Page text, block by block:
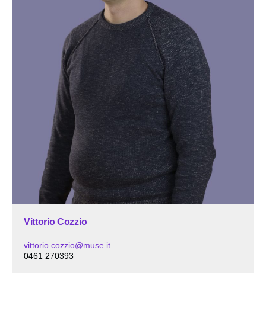
Vittorio Cozzio
vittorio.cozzio@muse.it
0461 270393